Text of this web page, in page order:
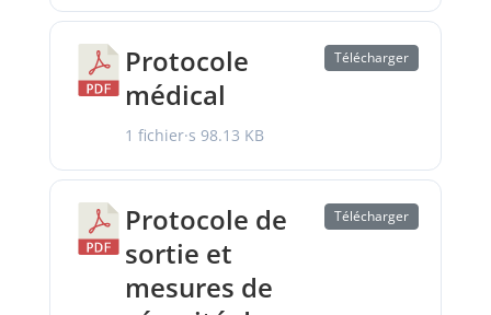
Protocole
médical
1 fichier·s 98.13 KB
Télécharger
Protocole de
sortie et
mesures de
Télécharger